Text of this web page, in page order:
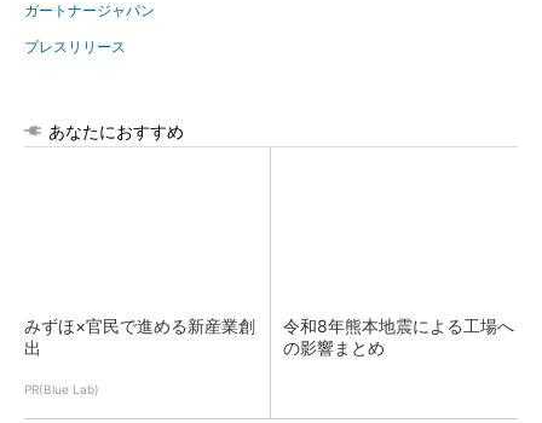
ガートナージャパン
プレスリリース
あなたにおすすめ
みずほ×官民で進める新産業創
出
PR(Blue Lab)
令和8年熊本地震による工場へ
の影響まとめ